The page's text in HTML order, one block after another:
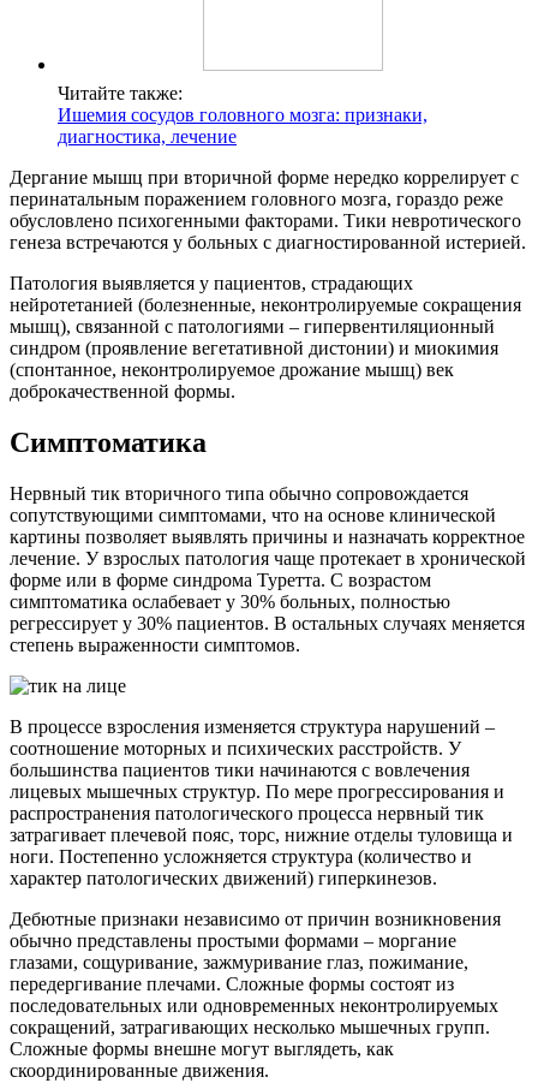
Читайте также:
Ишемия сосудов головного мозга: признаки,
диагностика, лечение
Дергание мышц при вторичной форме нередко коррелирует с
перинатальным поражением головного мозга, гораздо реже
обусловлено психогенными факторами. Тики невротического
генеза встречаются у больных с диагностированной истерией.
Патология выявляется у пациентов, страдающих
нейротетанией (болезненные, неконтролируемые сокращения
мышц), связанной с патологиями – гипервентиляционный
синдром (проявление вегетативной дистонии) и миокимия
(спонтанное, неконтролируемое дрожание мышц) век
доброкачественной формы.
Симптоматика
Нервный тик вторичного типа обычно сопровождается
сопутствующими симптомами, что на основе клинической
картины позволяет выявлять причины и назначать корректное
лечение. У взрослых патология чаще протекает в хронической
форме или в форме синдрома Туретта. С возрастом
симптоматика ослабевает у 30% больных, полностью
регрессирует у 30% пациентов. В остальных случаях меняется
степень выраженности симптомов.
В процессе взросления изменяется структура нарушений –
соотношение моторных и психических расстройств. У
большинства пациентов тики начинаются с вовлечения
лицевых мышечных структур. По мере прогрессирования и
распространения патологического процесса нервный тик
затрагивает плечевой пояс, торс, нижние отделы туловища и
ноги. Постепенно усложняется структура (количество и
характер патологических движений) гиперкинезов.
Дебютные признаки независимо от причин возникновения
обычно представлены простыми формами – моргание
глазами, сощуривание, зажмуривание глаз, пожимание,
передергивание плечами. Сложные формы состоят из
последовательных или одновременных неконтролируемых
сокращений, затрагивающих несколько мышечных групп.
Сложные формы внешне могут выглядеть, как
скоординированные движения.